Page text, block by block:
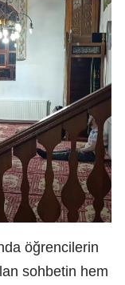
öğrencilerin
sohbetin hem